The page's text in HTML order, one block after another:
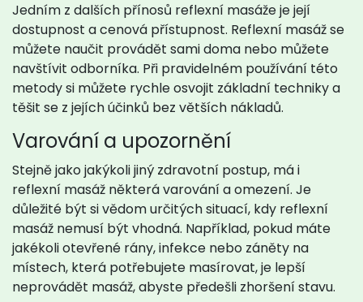
Jedním z dalších přínosů reflexní masáže je její
dostupnost a cenová přístupnost. Reflexní masáž se
můžete naučit provádět sami doma nebo můžete
navštívit odborníka. Při pravidelném používání této
metody si můžete rychle osvojit základní techniky a
těšit se z jejích účinků bez větších nákladů.
Varování a upozornění
Stejně jako jakýkoli jiný zdravotní postup, má i
reflexní masáž některá varování a omezení. Je
důležité být si vědom určitých situací, kdy reflexní
masáž nemusí být vhodná. Například, pokud máte
jakékoli otevřené rány, infekce nebo záněty na
místech, která potřebujete masírovat, je lepší
neprovádět masáž, abyste předešli zhoršení stavu.